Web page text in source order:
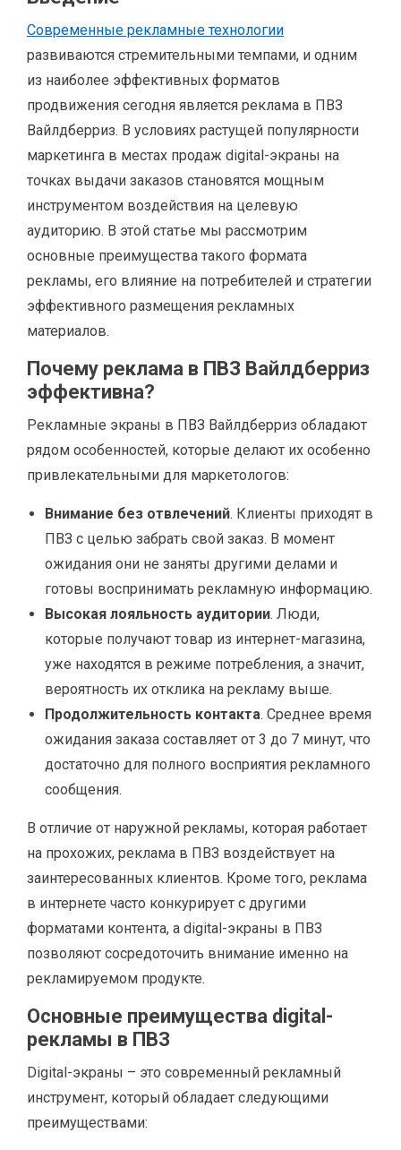
Современные рекламные технологии
развиваются стремительными темпами, и одним
из наиболее эффективных форматов
продвижения сегодня является реклама в ПВЗ
Вайлдберриз. В условиях растущей популярности
маркетинга в местах продаж digital-экраны на
точках выдачи заказов становятся мощным
инструментом воздействия на целевую
аудиторию. В этой статье мы рассмотрим
основные преимущества такого формата
рекламы, его влияние на потребителей и стратегии
эффективного размещения рекламных
материалов.
Почему реклама в ПВЗ Вайлдберриз
эффективна?
Рекламные экраны в ПВЗ Вайлдберриз обладают
рядом особенностей, которые делают их особенно
привлекательными для маркетологов:
Внимание без отвлечений. Клиенты приходят в
ПВЗ с целью забрать свой заказ. В момент
ожидания они не заняты другими делами и
готовы воспринимать рекламную информацию.
Высокая лояльность аудитории. Люди,
которые получают товар из интернет-магазина,
уже находятся в режиме потребления, а значит,
вероятность их отклика на рекламу выше.
Продолжительность контакта. Среднее время
ожидания заказа составляет от 3 до 7 минут, что
достаточно для полного восприятия рекламного
сообщения.
В отличие от наружной рекламы, которая работает
на прохожих, реклама в ПВЗ воздействует на
заинтересованных клиентов. Кроме того, реклама
в интернете часто конкурирует с другими
форматами контента, а digital-экраны в ПВЗ
позволяют сосредоточить внимание именно на
рекламируемом продукте.
Основные преимущества digital-
рекламы в ПВЗ
Digital-экраны – это современный рекламный
инструмент, который обладает следующими
преимуществами: